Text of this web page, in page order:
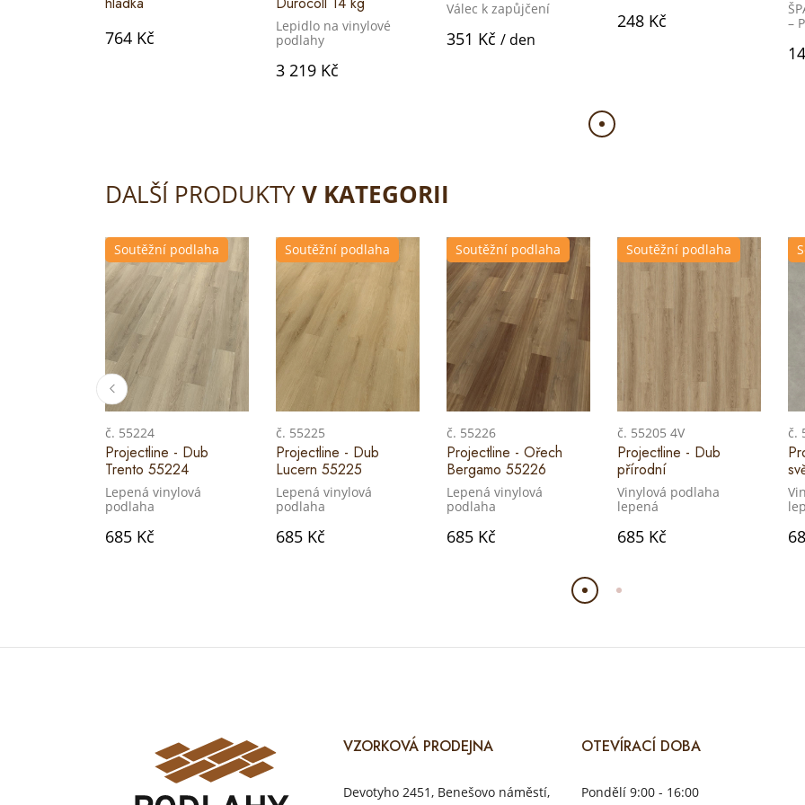
764 Kč
Lepidlo na vinylové
podlahy
3 219 Kč
Válec k zapůjčení
351 Kč / den
248 Kč
–
DALŠÍ PRODUKTYV KATEGORII
Soutěžní podlaha
č. 55224
Projectline - Dub
Trento 55224
Lepená vinylová
podlaha
685 Kč
Soutěžní podlaha
č. 55225
Projectline - Dub
Lucern 55225
Lepená vinylová
podlaha
685 Kč
Soutěžní podlaha
č. 55226
Projectline - Ořech
Bergamo 55226
Lepená vinylová
podlaha
685 Kč
Soutěžní podlaha
č. 55205 4V
Projectline - Dub
přírodní
Vinylová podlaha
lepená
685 Kč
č.
VZORKOVÁ PRODEJNA
Devotyho 2451, Benešovo náměstí,
OTEVÍRACÍ DOBA
Pondělí 9:00 - 16:00